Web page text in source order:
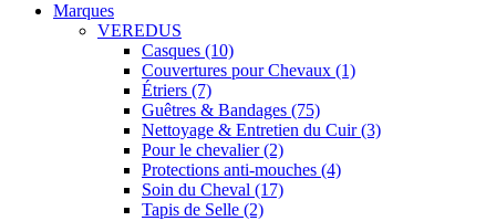
Marques
VEREDUS
Casques (10)
Couvertures pour Chevaux (1)
Étriers (7)
Guêtres & Bandages (75)
Nettoyage & Entretien du Cuir (3)
Pour le chevalier (2)
Protections anti-mouches (4)
Soin du Cheval (17)
Tapis de Selle (2)